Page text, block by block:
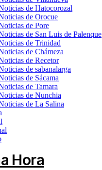
de Hatocorozal
de Orocue
de Pore
de San Luis de Palenque
de Trinidad
de Chámeza
de Recetor
de sabanalarga
de Sácama
de Tamara
de Nunchia
de La Salina